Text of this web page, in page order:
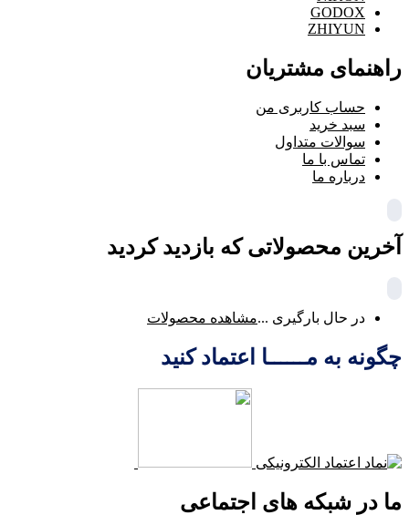
GODOX
ZHIYUN
راهنمای مشتریان
حساب کاربری من
سبد خرید
سوالات متداول
تماس با ما
درباره ما
آخرین محصولاتی که بازدید کردید
در حال بارگیری ...مشاهده محصولات
چگونه به مــــــا اعتماد کنید
ما در شبکه های اجتماعی